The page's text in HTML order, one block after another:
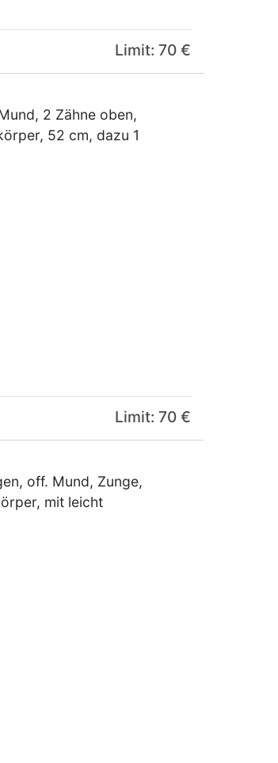
Limit: 70 €
2 Zähne oben,
52 cm, dazu 1
Limit: 70 €
off. Mund, Zunge,
mit leicht